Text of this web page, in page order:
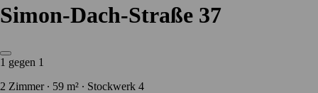
Simon-Dach-Straße 37
1 gegen 1
2 Zimmer ∙ 59 m² ∙ Stockwerk 4